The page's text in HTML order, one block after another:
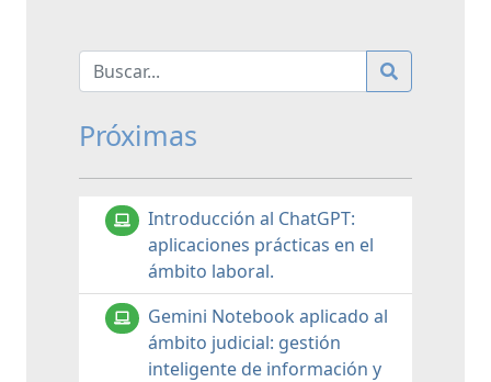
Próximas
Introducción al ChatGPT:
aplicaciones prácticas en el
ámbito laboral.
Gemini Notebook aplicado al
ámbito judicial: gestión
inteligente de información y